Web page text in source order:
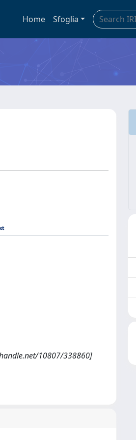
Home Sfoglia
10807/338860]